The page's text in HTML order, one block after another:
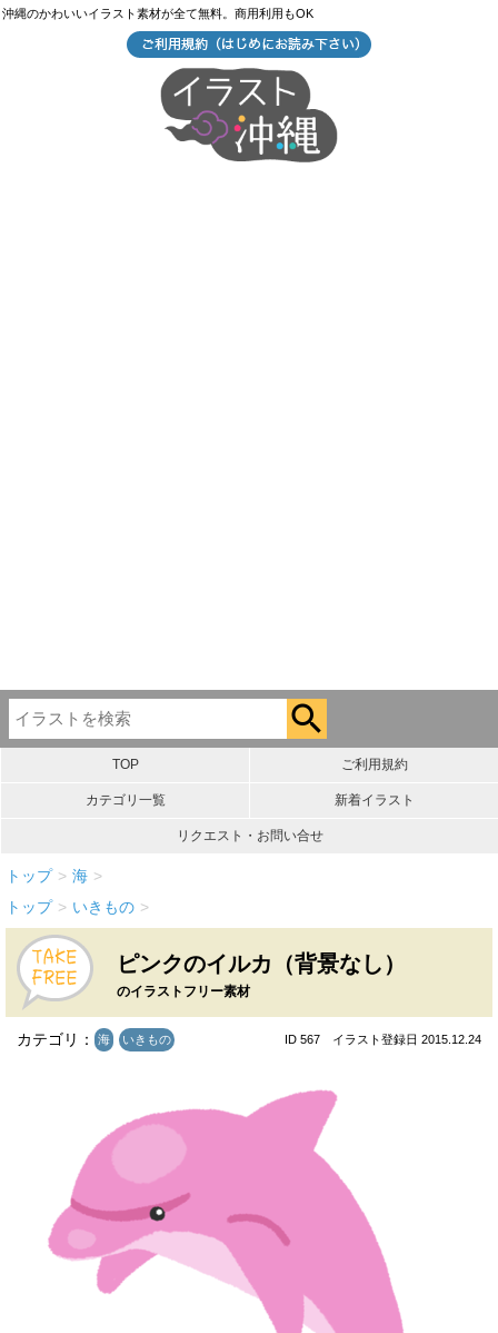
沖縄のかわいいイラスト素材が全て無料。商用利用もOK
TOP ご利用規約
カテゴリ一覧 新着イラスト
リクエスト・お問い合せ
トップ > 海 >
トップ > いきもの >
ピンクのイルカ（背景なし）
のイラストフリー素材
カテゴリ： 海 いきもの ID 567 イラスト登録日 2015.12.24